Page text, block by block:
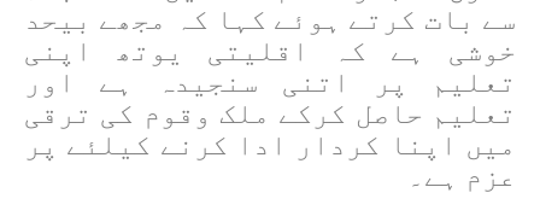
سے بات کرتے ہوئے کہا کہ مجھے بیحد
خوشی ہے کہ اقلیتی یوتھ اپنی
تعلیم پر اتنی سنجیدہ ہے اور
تعلیم حاصل کرکے ملک وقوم کی ترقی
میں اپنا کردار ادا کرنے کیلئے پر
عزم ہے۔